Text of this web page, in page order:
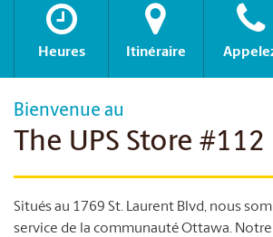
Heures Itinéraire
Bienvenue au
The UPS Store #112
Situés au 1769 St. Laurent Blvd, nous
service de la communauté Ottawa.